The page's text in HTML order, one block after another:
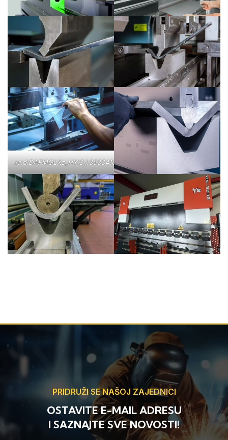
xr:d:DAFMOLXz_HY:3,j:35334103854,t:22091416
PRIDRUŽI SE NAŠOJ ZAJEDNICI
OSTAVITE E-MAIL ADRESU
I SAZNAJTE SVE NOVOSTI!